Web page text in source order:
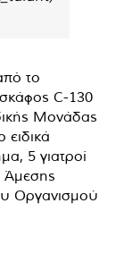
το
C-130
Μονάδας
5 γιατροί
Άμεσης
Οργανισμού